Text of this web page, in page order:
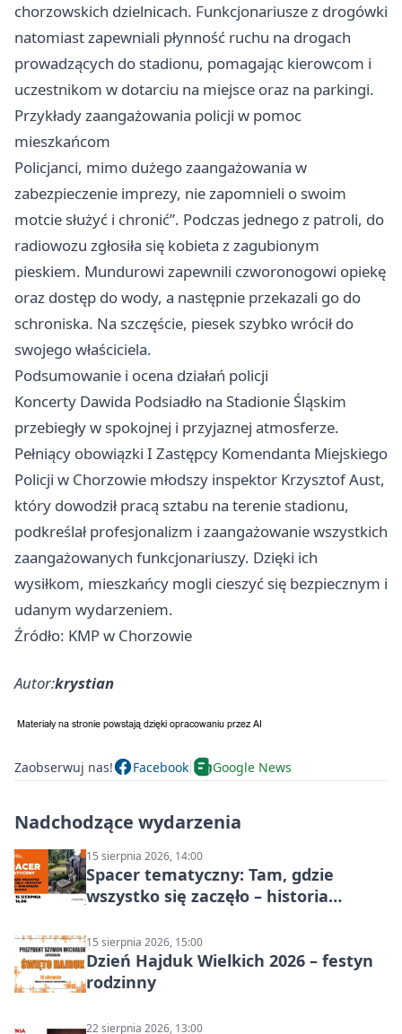
chorzowskich dzielnicach. Funkcjonariusze z drogówki
natomiast zapewniali płynność ruchu na drogach
prowadzących do stadionu, pomagając kierowcom i
uczestnikom w dotarciu na miejsce oraz na parkingi.
Przykłady zaangażowania policji w pomoc
mieszkańcom
Policjanci, mimo dużego zaangażowania w
zabezpieczenie imprezy, nie zapomnieli o swoim
motcie służyć i chronić”. Podczas jednego z patroli, do
radiowozu zgłosiła się kobieta z zagubionym
pieskiem. Mundurowi zapewnili czworonogowi opiekę
oraz dostęp do wody, a następnie przekazali go do
schroniska. Na szczęście, piesek szybko wrócił do
swojego właściciela.
Podsumowanie i ocena działań policji
Koncerty Dawida Podsiadło na Stadionie Śląskim
przebiegły w spokojnej i przyjaznej atmosferze.
Pełniący obowiązki I Zastępcy Komendanta Miejskiego
Policji w Chorzowie młodszy inspektor Krzysztof Aust,
który dowodził pracą sztabu na terenie stadionu,
podkreślał profesjonalizm i zaangażowanie wszystkich
zaangażowanych funkcjonariuszy. Dzięki ich
wysiłkom, mieszkańcy mogli cieszyć się bezpiecznym i
udanym wydarzeniem.
Źródło: KMP w Chorzowie
Autor:krystian
Zaobserwuj nas! Facebook Google News
Nadchodzące wydarzenia
15 sierpnia 2026, 14:00
Spacer tematyczny: Tam, gdzie
wszystko się zaczęło – historia
15 sierpnia 2026, 15:00
Dzień Hajduk Wielkich 2026 – festyn
rodzinny
22 sierpnia 2026, 13:00